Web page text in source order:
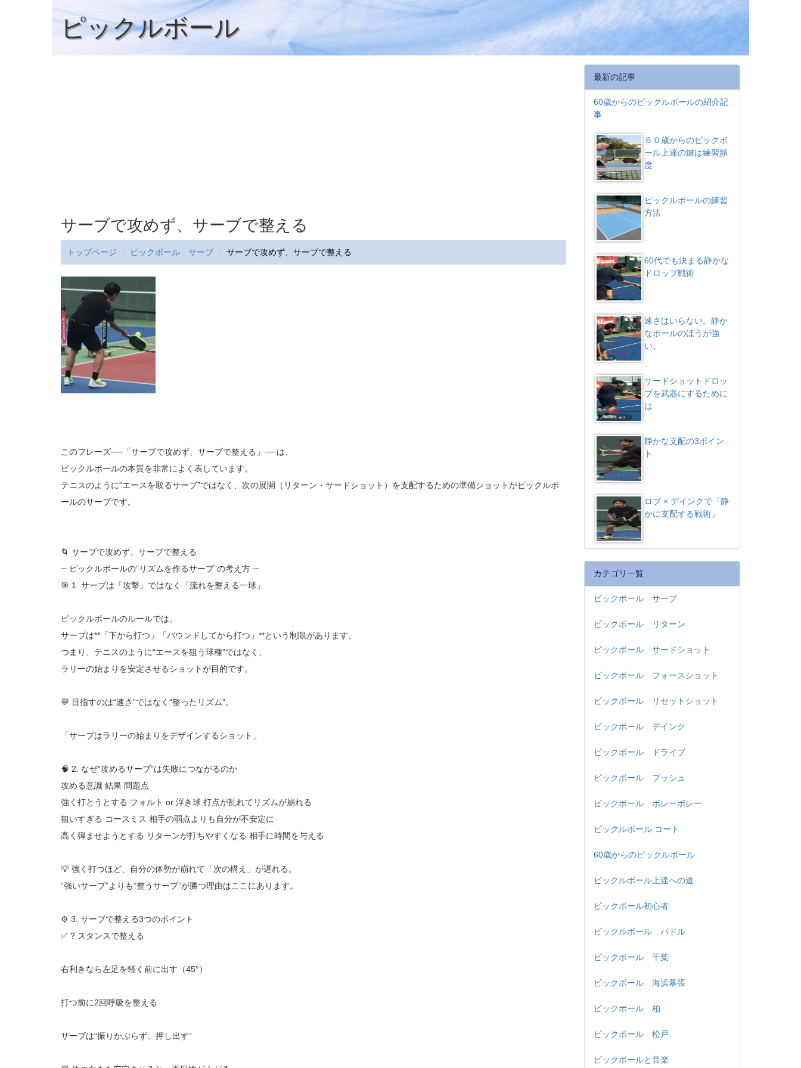
ピックルボール
サーブで攻めず、サーブで整える
トップページ ピックボール サーブ サーブで攻めず、サーブで整える
このフレーズ──「サーブで攻めず、サーブで整える」──は、
ピックルボールの本質を非常によく表しています。
テニスのように“エースを取るサーブ”ではなく、次の展開（リターン・サードショット）を支配するための準備ショットがピックルボ
ールのサーブです。
🌀 サーブで攻めず、サーブで整える
─ ピックルボールの“リズムを作るサーブ”の考え方 ─
🎯 1. サーブは「攻撃」ではなく「流れを整える一球」
ピックルボールのルールでは、
サーブは**「下から打つ」「バウンドしてから打つ」**という制限があります。
つまり、テニスのように“エースを狙う球種”ではなく、
ラリーの始まりを安定させるショットが目的です。
💬 目指すのは“速さ”ではなく“整ったリズム”。
「サーブはラリーの始まりをデザインするショット」
🧠 2. なぜ“攻めるサーブ”は失敗につながるのか
攻める意識 結果 問題点
強く打とうとする フォルト or 浮き球 打点が乱れてリズムが崩れる
狙いすぎる コースミス 相手の弱点よりも自分が不安定に
高く弾ませようとする リターンが打ちやすくなる 相手に時間を与える
💡 強く打つほど、自分の体勢が崩れて「次の構え」が遅れる。
“強いサーブ”よりも“整うサーブ”が勝つ理由はここにあります。
⚙️ 3. サーブで整える3つのポイント
✅ ? スタンスで整える
右利きなら左足を軽く前に出す（45°）
打つ前に2回呼吸を整える
サーブは“振りかぶらず、押し出す”
最新の記事
60歳からのピックルボールの紹介記
事
６０歳からのピックボ
ール上達の鍵は練習頻
度
ピックルボールの練習
方法
60代でも決まる静かな
ドロップ戦術
速さはいらない。静か
なボールのほうが強
い。
サードショットドロッ
プを武器にするために
は
静かな支配の3ポイン
ト
ロブ × デインクで「静
かに支配する戦術」
カテゴリ一覧
ピックボール サーブ
ピックボール リターン
ピックボール サードショット
ピックボール フォースショット
ピックボール リセットショット
ピックボール デインク
ピックボール ドライブ
ピックボール プッシュ
ピックボール ボレーボレー
ピックルボール コート
60歳からのピックルボール
ピックルボール上達への道
ピックボール初心者
ピックルボール パドル
ピックボール 千葉
ピックボール 海浜幕張
ピックボール 柏
ピックボール 松戸
ピックボールと音楽